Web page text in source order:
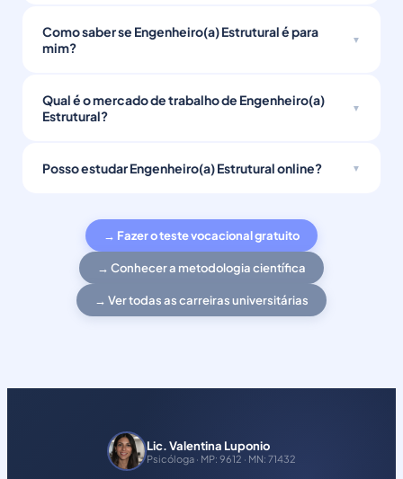
Como saber se Engenheiro(a) Estrutural é para
mim?
Qual é o mercado de trabalho de Engenheiro(a)
Estrutural?
Posso estudar Engenheiro(a) Estrutural online?
→ Fazer o teste vocacional gratuito
→ Conhecer a metodologia científica
→ Ver todas as carreiras universitárias
Lic. Valentina Luponio
Psicóloga · MP: 9612 · MN: 71432